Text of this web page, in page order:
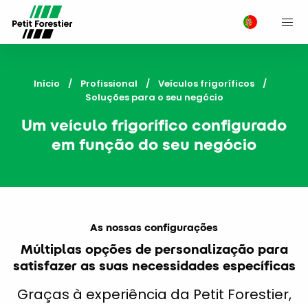
Início Profissional
Veículos frigoríficos
Current:
Soluções para o seu negócio
Um veículo frigorífico configurado
em função do seu negócio
As nossas configurações
Múltiplas opções de personalização para
satisfazer as suas necessidades específicas
Graças à experiência da Petit Forestier,